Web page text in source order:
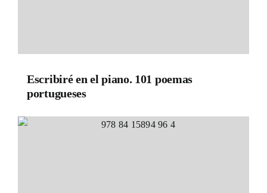
Escribiré en el piano. 101 poemas
portugueses